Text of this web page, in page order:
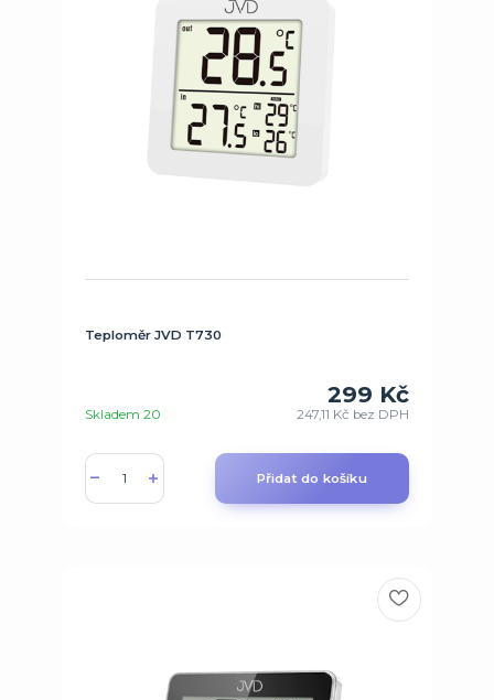
Teploměr JVD T730
299 Kč
247,11 Kč bez DPH
Skladem 20
Přidat do košíku